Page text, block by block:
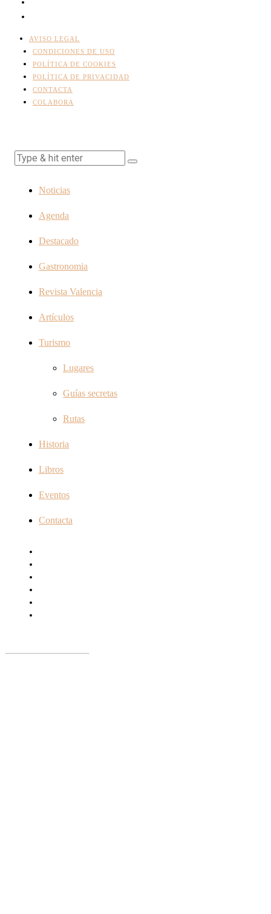
AVISO LEGAL
CONDICIONES DE USO
POLÍTICA DE COOKIES
POLÍTICA DE PRIVACIDAD
CONTACTA
COLABORA
Noticias
Agenda
Destacado
Gastronomia
Revista Valencia
Artículos
Turismo
Lugares
Guías secretas
Rutas
Historia
Libros
Eventos
Contacta